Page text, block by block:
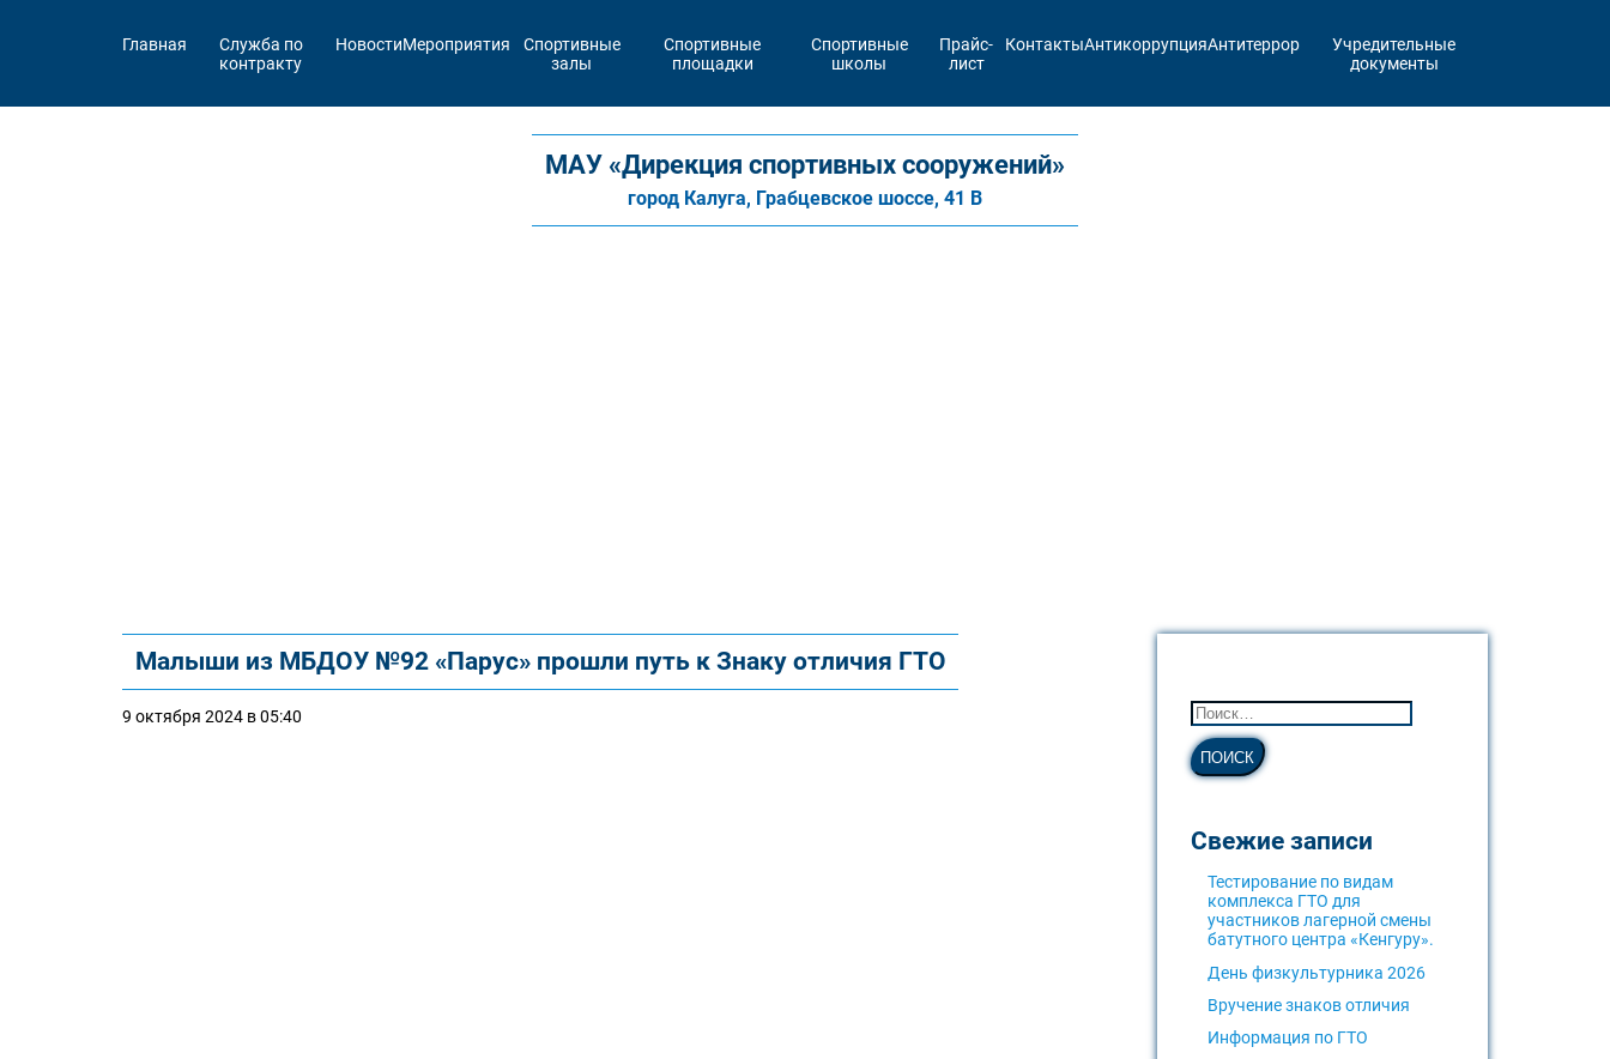
Главная
Служба по
контракту
НовостиМероприятия
Спортивные
залы
Спортивные
площадки
Спортивные
школы
Прайс-
лист
КонтактыАнтикоррупцияАнтитеррор
Учредительные
документы
МАУ «Дирекция спортивных сооружений»
город Калуга, Грабцевское шоссе, 41 В
Малыши из МБДОУ №92 «Парус» прошли путь к Знаку отличия ГТО
9 октября 2024 в 05:40
Свежие записи
Тестирование по видам
комплекса ГТО для
участников лагерной смены
батутного центра «Кенгуру».
День физкультурника 2026
Вручение знаков отличия
Информация по ГТО